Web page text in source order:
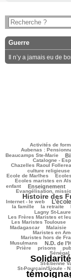
Guerre
Il n’y a jamais eu de
Activités de
Aubenas :
41/1790
56/1790
Beaucamps Ste-Marie
420/1790
34/1790
338/1790
82/1790
368/1790
Catalogne -
Chazelles Raoul
67/1790
128/1790
296/1790
24/1790
culture religieuse
Ecole de Marlhes
131/1790
534/1790
137/1790
Ecoles maristes en
328/1790
69/1790
935/1790
106/1790
enfant
458/1790 Enseignement
154/1790
35/1790
95/1790
Evangélisation,
311/1790
57/1790
134/1790
369/1790
1084/1790
Histoire des
104/1790
Internet - le web
749/1790
52/1790
270/1790
la famille
75/1790 la retraite
29/1790
60/1790
432/1790
231/1790
Lagny St-
Les Frères Maristes et
823/1790
337/1790
222/1790
Les Maristes Toulouse
243/1790
188/1790
75/1790
81/1790
Madagascar
21/1790 Malaisie
586/1790
44/1790
171/1790
132/1790
Maristes en
Maristes hors de
185/1790
517/1790
38/1790
Musulmans
495/1790 N.D. de
29/1790
107/1790
111/1790
437/1790
108/1790
Prière
94/1790 prisons
246/1790
88/1790
175/1790
21/1790
23/1790
26/1790
Sénégal
St-Etienne
St-Pourçain/Sioule -
30/1790
13/1790
1790/1790